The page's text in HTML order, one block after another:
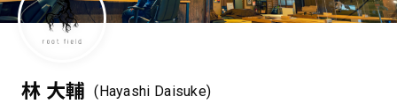
林 大輔 (Hayashi Daisuke)